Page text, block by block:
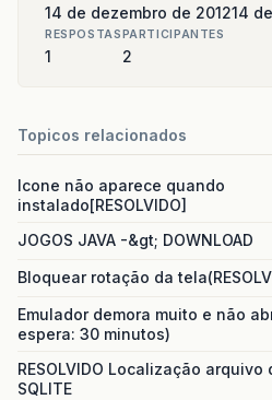
14 de dezembro de 201214
RESPOSTAS
1
PARTICIPANTES
2
Topicos relacionados
Icone não aparece quando
instalado[RESOLVIDO]
JOGOS JAVA -&gt; DOWNLOAD
Bloquear rotação da
Emulador demora muito e não
espera: 30 minutos)
RESOLVIDO Localização arquivo
SQLITE